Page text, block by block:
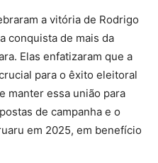
a vitória de Rodrigo
conquista de mais da
Elas enfatizaram que a
para o êxito eleitoral
manter essa união para
de campanha e o
em 2025, em benefício